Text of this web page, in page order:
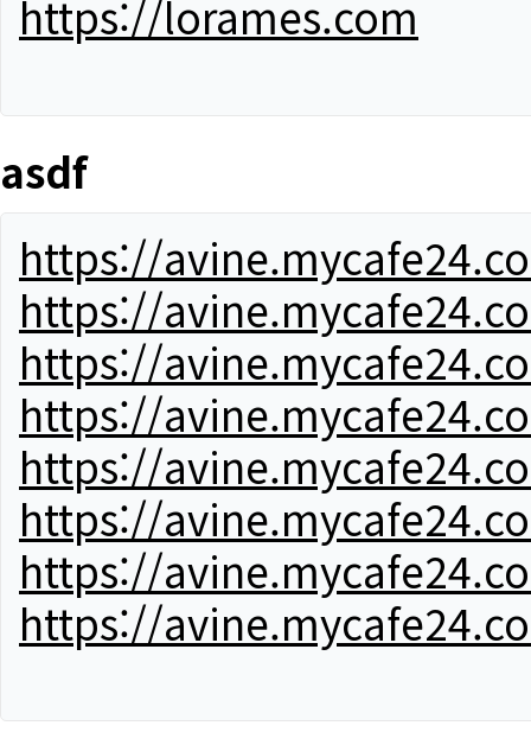
https://lorames.com
asdf
https://
https://
https://
https://
https://
https://
https://
https://